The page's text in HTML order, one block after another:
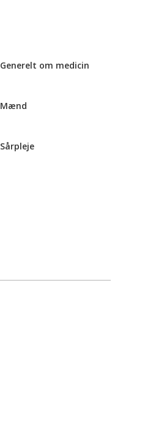
Generelt om medicin
Mænd
Sårpleje